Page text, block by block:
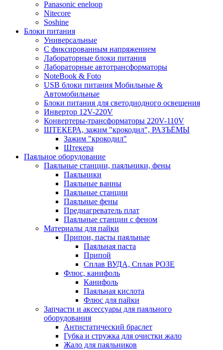
Panasonic eneloop
Nitecore
Soshine
Блоки питания
Универсальные
C фиксированным напряжением
Лабораторные блоки питания
Лабораторные автотрансформаторы
NoteBook & Foto
USB блоки питания Мобильные &
Автомобильные
Блоки питания для светодиодного освещения
Инвертор 12V-220V
Конвертеры-трансформаторы 220V-110V
ШТЕКЕРА, зажим "крокодил", РАЗЪЁМЫ
Зажим "крокодил"
Штекера
Паяльное оборудование
Паяльные станции, паяльники, фены
Паяльники
Паяльные ванны
Паяльные станции
Паяльные фены
Преднагреватель плат
Паяльные станции с феном
Материалы для пайки
Припои, пасты паяльные
Паяльная паста
Припой
Сплав ВУДА, Сплав РОЗЕ
Флюс, канифоль
Канифоль
Паяльная кислота
Флюс для пайки
Запчасти и аксессуары для паяльного
оборудования
Антистатический браслет
Губка и стружка для очистки жало
Жало для паяльников